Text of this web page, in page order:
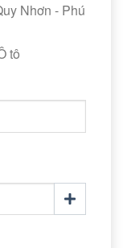
Nhơn - Phú
tô